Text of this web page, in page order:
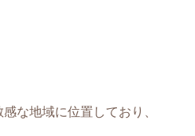
な地域に位置しており、